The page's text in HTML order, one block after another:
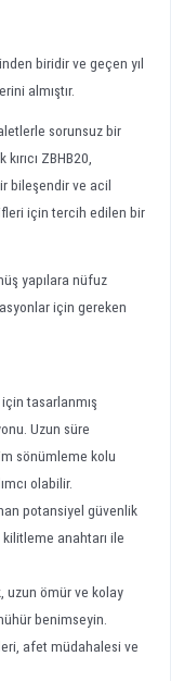
biridir ve geçen yıl
almıştır.
sorunsuz bir
ZBHB20,
bileşendir ve acil
için tercih edilen bir
yapılara nüfuz
için gereken
tasarlanmış
Uzun süre
sönümleme kolu
olabilir.
potansiyel güvenlik
anahtarı ile
uzun ömür ve kolay
benimseyin.
afet müdahalesi ve